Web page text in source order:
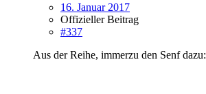
16. Januar 2017
Offizieller Beitrag
#337
Aus der Reihe, immerzu den Senf dazu: